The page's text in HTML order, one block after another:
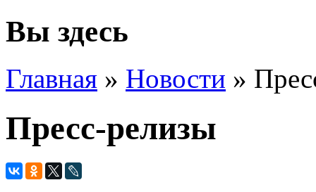
Вы здесь
Главная » Новости »
Пресс-релизы